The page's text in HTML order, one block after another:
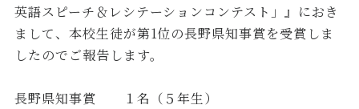
英語スピーチ＆レシテーションコンテスト」』におき
まして、本校生徒が第1位の長野県知事賞を受賞しま
したのでご報告します。
長野県知事賞 １名（５年生）